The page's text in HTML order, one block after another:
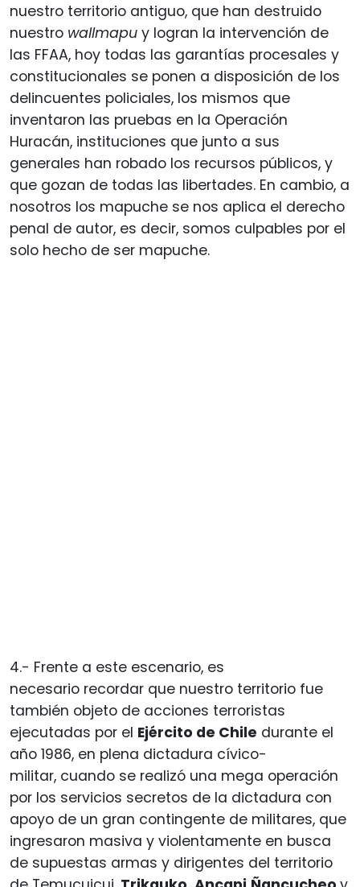
nuestro territorio antiguo, que han destruido
nuestro wallmapu y logran la intervención de
las FFAA, hoy todas las garantías procesales y
constitucionales se ponen a disposición de los
delincuentes policiales, los mismos que
inventaron las pruebas en la Operación
Huracán, instituciones que junto a sus
generales han robado los recursos públicos, y
que gozan de todas las libertades. En cambio, a
nosotros los mapuche se nos aplica el derecho
penal de autor, es decir, somos culpables por el
solo hecho de ser mapuche.
4.- Frente a este escenario, es
necesario recordar que nuestro territorio fue
también objeto de acciones terroristas
ejecutadas por el Ejército de Chile durante el
año 1986, en plena dictadura cívico-
militar, cuando se realizó una mega operación
por los servicios secretos de la dictadura con
apoyo de un gran contingente de militares, que
ingresaron masiva y violentamente en busca
de supuestas armas y dirigentes del territorio